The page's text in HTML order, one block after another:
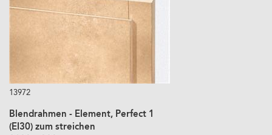
13972
Blendrahmen - Element, Perfect 1
(EI30) zum streichen